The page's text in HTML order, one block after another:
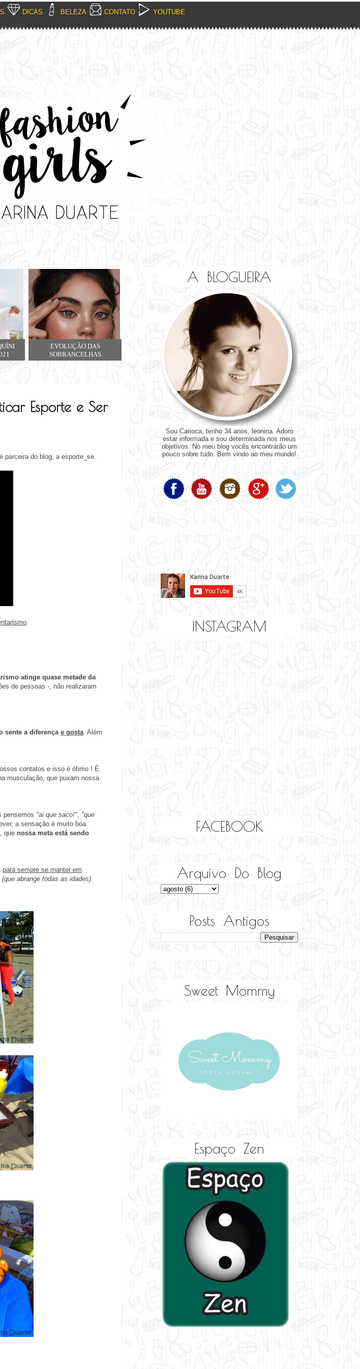
DICAS BELEZA CONTATO YOUTUBE
EVOLUÇÃO DAS
SOBRANCELHAS
Esporte e Ser
parceira do blog, a esporte_se.
.
atinge quase metade da
de pessoas -, não realizaram
sente a diferença e gosta. Além
contatos e isso é ótimo ! É
musculação, que puxam nossa
pensemos "ai que saco!", "que
a sensação é muito boa.
, que nossa meta está sendo
para sempre se manter em
(que abrange todas as idades).
A BLOGUEIRA
Sou Carioca, tenho 34 anos, leonina. Adoro
estar informada e sou determinada nos meus
objetivos. No meu blog vocês encontrarão um
pouco sobre tudo. Bem vindo ao meu mundo!
INSTAGRAM
FACEBOOK
Arquivo Do Blog
Posts Antigos
Sweet Mommy
Espaço Zen